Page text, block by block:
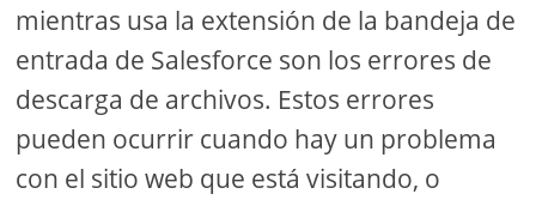
mientras usa la extensión de la bandeja de
entrada de Salesforce son los errores de
descarga de archivos. Estos errores
pueden ocurrir cuando hay un problema
con el sitio web que está visitando, o